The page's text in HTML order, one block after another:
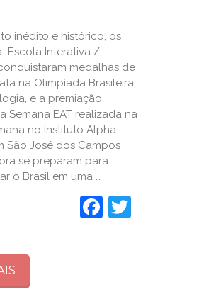
inédito e histórico, os
Escola Interativa /
medalhas de
na Olimpíada Brasileira
e a premiação
Semana EAT realizada na
no Instituto Alpha
São José dos Campos
se preparam para
o Brasil em uma …